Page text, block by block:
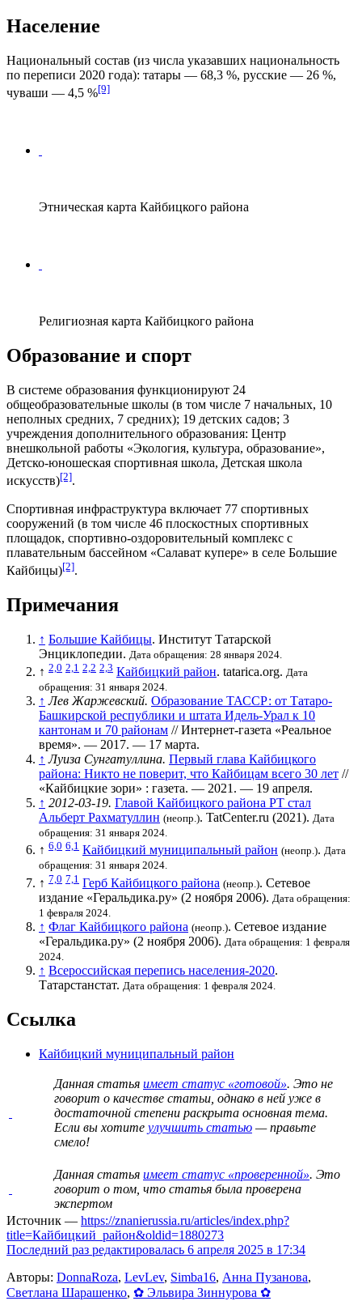
Население
Национальный состав (из числа указавших национальность
по переписи 2020 года): татары — 68,3 %, русские — 26 %,
чуваши — 4,5 %[9]
Этническая карта Кайбицкого района
Религиозная карта Кайбицкого района
Образование и спорт
В системе образования функционируют 24
общеобразовательные школы (в том числе 7 начальных, 10
неполных средних, 7 средних); 19 детских садов; 3
учреждения дополнительного образования: Центр
внешкольной работы «Экология, культура, образование»,
Детско-юношеская спортивная школа, Детская школа
искусств)[2].
Спортивная инфраструктура включает 77 спортивных
сооружений (в том числе 46 плоскостных спортивных
площадок, спортивно-оздоровительный комплекс с
плавательным бассейном «Салават купере» в селе Большие
Кайбицы)[2].
Примечания
↑ Большие Кайбицы. Институт Татарской
Энциклопедии. Дата обращения: 28 января 2024.
↑ 2,0 2,1 2,2 2,3 Кайбицкий район. tatarica.org. Дата
обращения: 31 января 2024.
↑ Лев Жаржевский. Образование ТАССР: от Татаро-
Башкирской республики и штата Идель-Урал к 10
кантонам и 70 районам // Интернет-газета «Реальное
время». — 2017. — 17 марта.
↑ Луиза Сунгатуллина. Первый глава Кайбицкого
района: Никто не поверит, что Кайбицам всего 30 лет //
«Кайбицкие зори» : газета. — 2021. — 19 апреля.
↑ 2012-03-19. Главой Кайбицкого района РТ стал
Альберт Рахматуллин (неопр.). TatCenter.ru (2021). Дата
обращения: 31 января 2024.
↑ 6,0 6,1 Кайбицкий муниципальный район (неопр.). Дата
обращения: 31 января 2024.
↑ 7,0 7,1 Герб Кайбицкого района (неопр.). Сетевое
издание «Геральдика.ру» (2 ноября 2006). Дата обращения:
1 февраля 2024.
↑ Флаг Кайбицкого района (неопр.). Сетевое издание
«Геральдика.ру» (2 ноября 2006). Дата обращения: 1 февраля
2024.
↑ Всероссийская перепись населения-2020.
Татарстанстат. Дата обращения: 1 февраля 2024.
Ссылка
Кайбицкий муниципальный район
Данная статья имеет статус «готовой». Это не
говорит о качестве статьи , однако в ней уже в
достаточной степени раскрыта основная тема.
Если вы хотите улучшить статью — правьте
смело!
Данная статья имеет статус «проверенной». Это
говорит о том, что статья была проверена
экспертом
Источник — https://znanierussia.ru/articles/index.php?
title=Кайбицкий_район&oldid=1880273
Последний раз редактировалась 6 апреля 2025 в 17:34
Авторы: DonnaRoza, LevLev, Simba16, Анна Пузанова,
Светлана Шарашенко, ✿ Эльвира Зиннурова ✿